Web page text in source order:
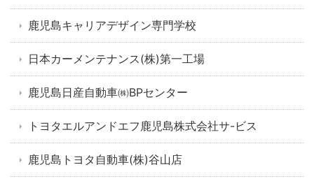
鹿児島キャリアデザイン専門学校
日本カーメンテナンス(株)第一工場
鹿児島日産自動車㈱BPセンター
トヨタエルアンドエフ鹿児島株式会社サ-ビス
鹿児島トヨタ自動車(株)谷山店